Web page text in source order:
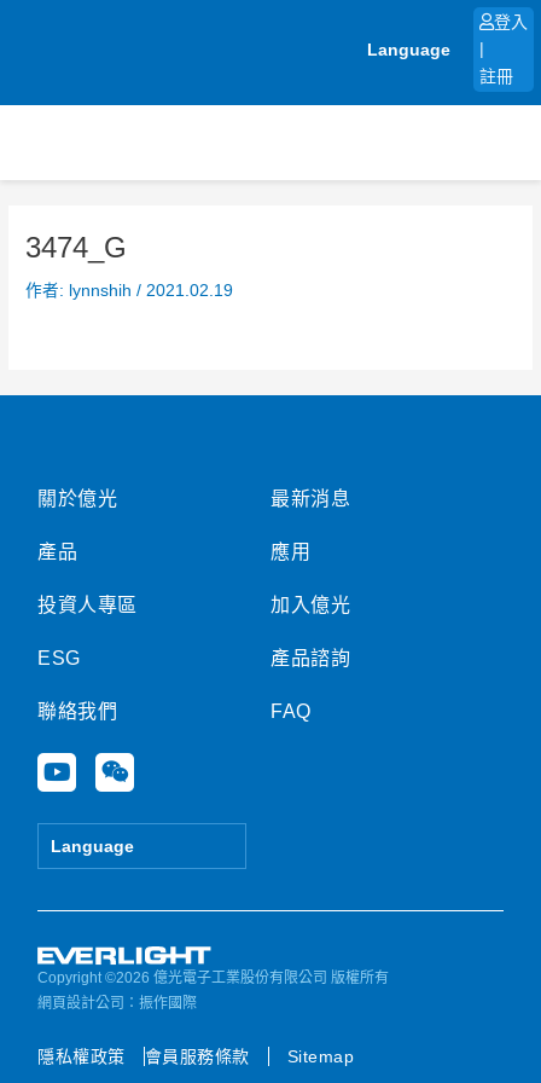
Language
登入
註冊
3474_G
作者: lynnshih/ 2021.02.19
關於億光
產品
投資人專區
ESG
聯絡我們
Y
o
u
e
W
e
i
Language
最新消息
應用
加入億光
產品諮詢
FAQ
Copyright ©2026 億光電子工業股份有限公司 版權所有
網頁設計公司 ：振作國際
隱私權政策 會員服務條款 Sitemap